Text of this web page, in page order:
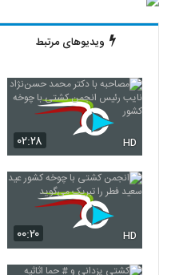
ویدیوهای مرتبط
۰۲:۲۸ HD
۰۰:۲۰ HD